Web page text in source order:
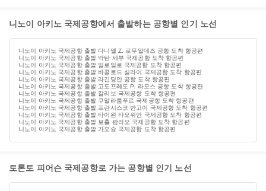
니노이 아키노 국제공항에서 출발하는 공항별 인기 노선
니노이 아키노 국제공항 출발 다니엘 Z. 로무알데즈 공항 도착 항공편
니노이 아키노 국제공항 출발 막탄 세부 국제공항 도착 항공편
니노이 아키노 국제공항 출발 일로일로 국제공항 도착 항공편
니노이 아키노 국제공항 출발 바콜로드 실라이 국제공항 도착 항공편
니노이 아키노 국제공항 출발 라긴딩안 공항 도착 항공편
니노이 아키노 국제공항 출발 고도프레도 P. 라모스 공항 도착 항공편
니노이 아키노 국제공항 출발 칼리보 국제공항 도착 항공편
니노이 아키노 국제공항 출발 쿠알라룸푸르 국제공항 도착 항공편
니노이 아키노 국제공항 출발 프란시스코 반고이 국제공항 도착 항공편
니노이 아키노 국제공항 출발 타이완 타오위안 국제공항 도착 항공편
니노이 아키노 국제공항 출발 보홀 팡라오 국제공항 도착 항공편
니노이 아키노 국제공항 출발 가오슝 국제공항 도착 항공편
토론토 피어슨 국제공항로 가는 공항별 인기 노선